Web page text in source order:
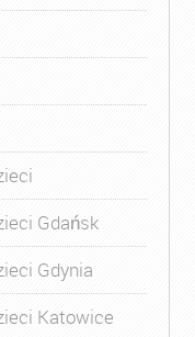
Gdańsk
Gdynia
Katowice